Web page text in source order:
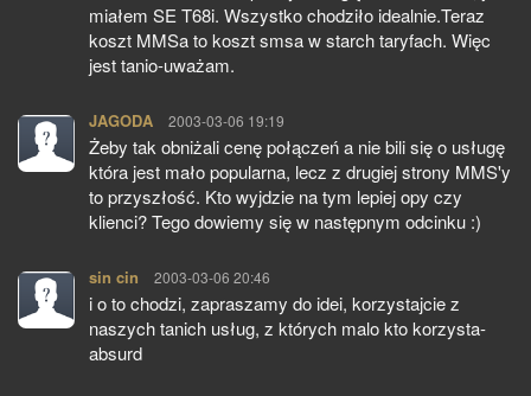
miałem SE T68i. Wszystko chodziło idealnie.Teraz
koszt MMSa to koszt smsa w starch taryfach. Więc
jest tanio-uważam.
JAGODA pisze:
2003-03-06 19:19
Żeby tak obniżali cenę połączeń a nie bili się o usługę
która jest mało popularna, lecz z drugiej strony MMS'y
to przyszłość. Kto wyjdzie na tym lepiej opy czy
klienci? Tego dowiemy się w następnym odcinku :)
sin cin pisze:
2003-03-06 20:46
i o to chodzi, zapraszamy do idei, korzystajcie z
naszych tanich usług, z których malo kto korzysta-
absurd